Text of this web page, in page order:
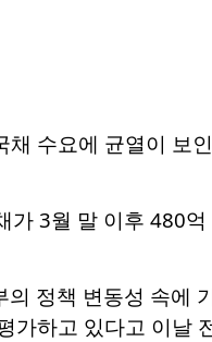
수요에 균열이 보
가 3월 말 이후 480
정책 변동성 속에
가하고 있다고 이날